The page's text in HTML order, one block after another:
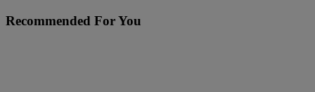
Recommended For You